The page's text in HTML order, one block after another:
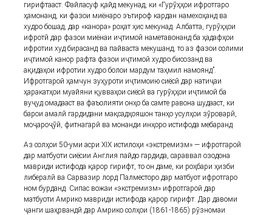
гирифтааст. Файласуф қайд мекунад, ки «Гурӯҳҳои ифротгаро
ҳамонанд, ки фазои миёнаро эътироф кардан намехоҳанд ва
худро бошад, дар «канора» роҳат ҳис мекунад. Албатта, гурӯҳҳои
ифротӣ дар фазои миёнаи иҷтимоӣ наметавонанд ба ҳадафҳои
ифротии худ бирасанд ва пайваста мекушанд, то аз фазои солими
иҷтимоӣ канор рафта фазои иҷтимоӣ худро бисозанд ва
ақидаҳои ифротии худро болои мардум таҳмил намоянд”.
Ифротгароӣ ҳамчун зуҳуроти иҷтимоию сиёсӣ дар натиҷаи
ҳаракатҳои муайяни қувваҳои сиёсӣ ва гурӯҳҳои иҷтимоӣ ба
вуҷуд омадааст ва фаъолияти онҳо ба самте равона шудааст, ки
барои амалӣ гардидани мақсадҳояшон танҳо усулҳои зӯроварӣ,
моҷароҷӯӣ, фитнагарӣ ва монанди инҳоро истифода мебаранд.
Аз солҳои 50-уми асри XIX истилоҳи «экстремизм» — ифротгароӣ
дар матбуоти сиёсии Англия пайдо гардида, сараввал озодона
мавриди истифода қарор гирифт, то он даме, ки роҳбари ҳизби
либералӣ ва Сарвазир лорд Палместоро дар матбуот ифротгаро
ном бурданд. Сипас вожаи «экстремизм» ифротгароӣ дар
матбуоти Амрико мавриди истифода қарор гирифт. Дар давоми
ҷанги шаҳрвандӣ дар Амрико солҳои (1861-1865) рӯзномаи